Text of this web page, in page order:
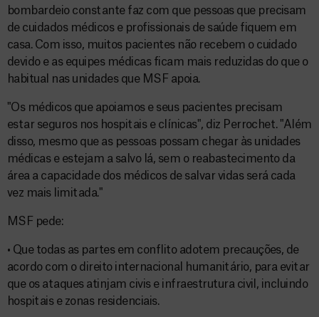
bombardeio constante faz com que pessoas que precisam
de cuidados médicos e profissionais de saúde fiquem em
casa. Com isso, muitos pacientes não recebem o cuidado
devido e as equipes médicas ficam mais reduzidas do que o
habitual nas unidades que MSF apoia.
"Os médicos que apoiamos e seus pacientes precisam
estar seguros nos hospitais e clínicas", diz Perrochet. "Além
disso, mesmo que as pessoas possam chegar às unidades
médicas e estejam a salvo lá, sem o reabastecimento da
área a capacidade dos médicos de salvar vidas será cada
vez mais limitada."
MSF pede:
• Que todas as partes em conflito adotem precauções, de
acordo com o direito internacional humanitário, para evitar
que os ataques atinjam civis e infraestrutura civil, incluindo
hospitais e zonas residenciais.